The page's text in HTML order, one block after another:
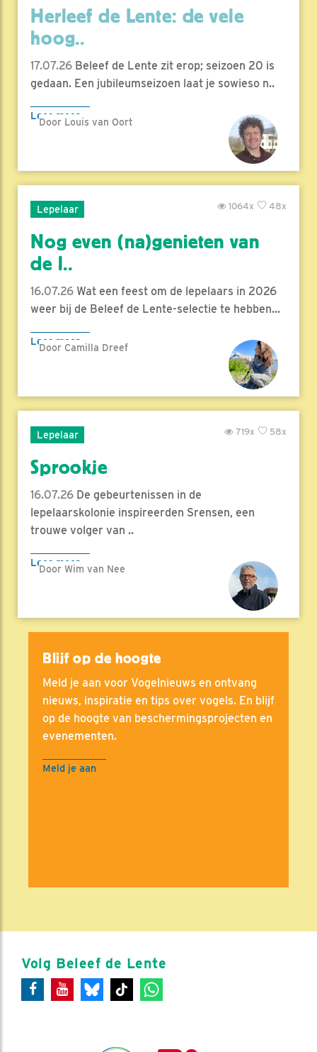
Herleef de Lente: de vele
hoog..
17.07.26 Beleef de Lente zit erop; seizoen 20 is
gedaan. Een jubileumseizoen laat je sowieso n..
Lees meer
Door Louis van Oort
Lepelaar 48x
1064x
Nog even (na)genieten van
de l..
16.07.26 Wat een feest om de lepelaars in 2026
weer bij de Beleef de Lente-selectie te hebben...
Lees meer
Door Camilla Dreef
Lepelaar 58x
719x
Sprookje
16.07.26 De gebeurtenissen in de
lepelaarskolonie inspireerden Srensen, een
trouwe volger van ..
Lees meer
Door Wim van Nee
Blijf op de hoogte
Meld je aan voor Vogelnieuws en ontvang
nieuws, inspiratie en tips over vogels. En blijf
op de hoogte van beschermingsprojecten en
evenementen.
Meld je aan
Volg Beleef de Lente